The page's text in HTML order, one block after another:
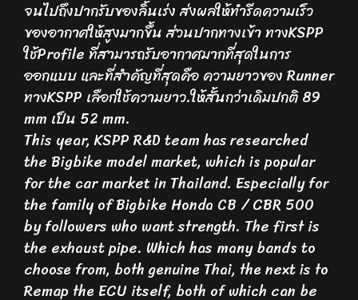
จนไปถึงปากรับของลิ้นเร่ง ส่งผลให้ทำรีดความเร็ว
ของอากาศให้สูงมากขึ้น ส่วนปากทางเข้า ทางKSPP
ใช้Profile ที่สามารถรับอากาศมากที่สุดในการ
ออกแบบ และที่สำคัญที่สุดคือ ความยาวของ Runner
ทางKSPP เลือกใช้ความยาว.ให้สั้นกว่าเดิมปกติ 89
mm เป็น 52 mm.
This year, KSPP R&D team has researched
the Bigbike model market, which is popular
for the car market in Thailand. Especially for
the family of Bigbike Honda CB / CBR 500
by followers who want strength. The first is
the exhaust pipe. Which has many bands to
choose from, both genuine Thai, the next is to
Remap the ECU itself, both of which can be